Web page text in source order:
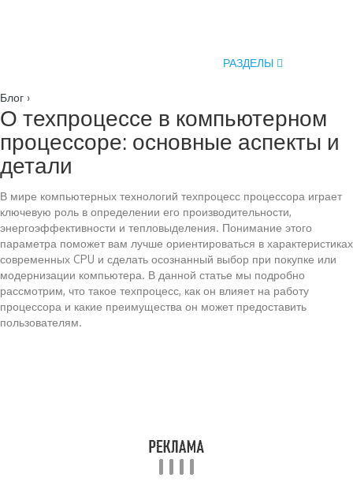
РАЗДЕЛЫ
Блог ›
О техпроцессе в компьютерном
процессоре: основные аспекты и
детали
В мире компьютерных технологий техпроцесс процессора играет
ключевую роль в определении его производительности,
энергоэффективности и тепловыделения. Понимание этого
параметра поможет вам лучше ориентироваться в характеристиках
современных CPU и сделать осознанный выбор при покупке или
модернизации компьютера. В данной статье мы подробно
рассмотрим, что такое техпроцесс, как он влияет на работу
процессора и какие преимущества он может предоставить
пользователям.